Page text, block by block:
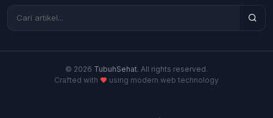
© 2026 TubuhSehat. All rights reserved.
Crafted with
using modern web technology